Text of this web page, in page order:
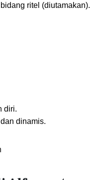
ritel (diutamakan).
diri.
dinamis.